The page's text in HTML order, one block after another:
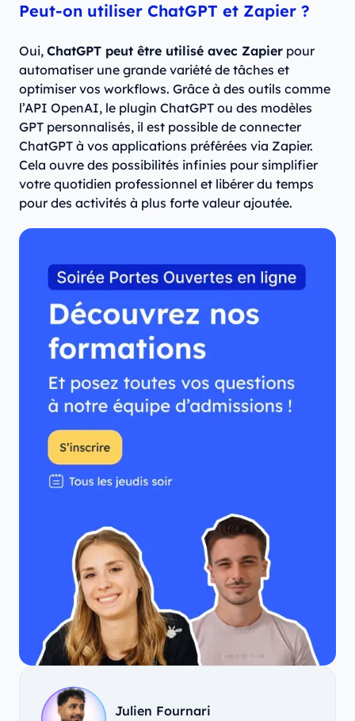
Peut-on utiliser ChatGPT et Zapier ?
Oui, ChatGPT peut être utilisé avec Zapier pour
automatiser une grande variété de tâches et
optimiser vos workflows. Grâce à des outils comme
l’API OpenAI, le plugin ChatGPT ou des modèles
GPT personnalisés, il est possible de connecter
ChatGPT à vos applications préférées via Zapier.
Cela ouvre des possibilités infinies pour simplifier
votre quotidien professionnel et libérer du temps
pour des activités à plus forte valeur ajoutée.
Julien Fournari